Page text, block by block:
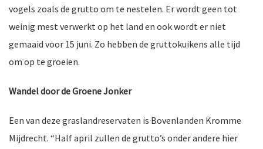
vogels zoals de grutto om te nestelen. Er wordt geen tot
weinig mest verwerkt op het land en ook wordt er niet
gemaaid voor 15 juni. Zo hebben de gruttokuikens alle tijd
om op te groeien.
Wandel door de Groene Jonker
Een van deze graslandreservaten is Bovenlanden Kromme
Mijdrecht. “Half april zullen de grutto’s onder andere hier